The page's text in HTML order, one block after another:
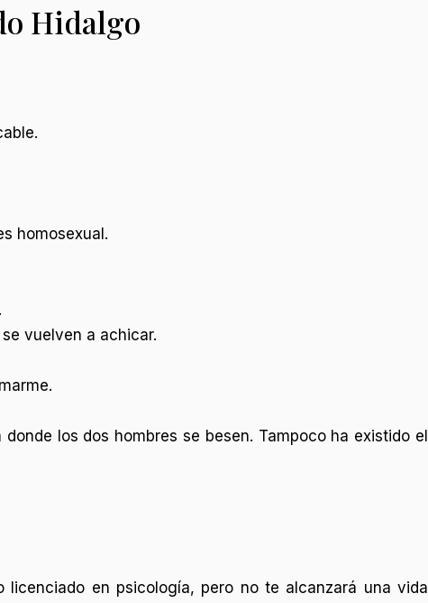
Hidalgo
homosexual.
vuelven a achicar.
los dos hombres se besen. Tampoco ha existido el
en psicología, pero no te alcanzará una vida